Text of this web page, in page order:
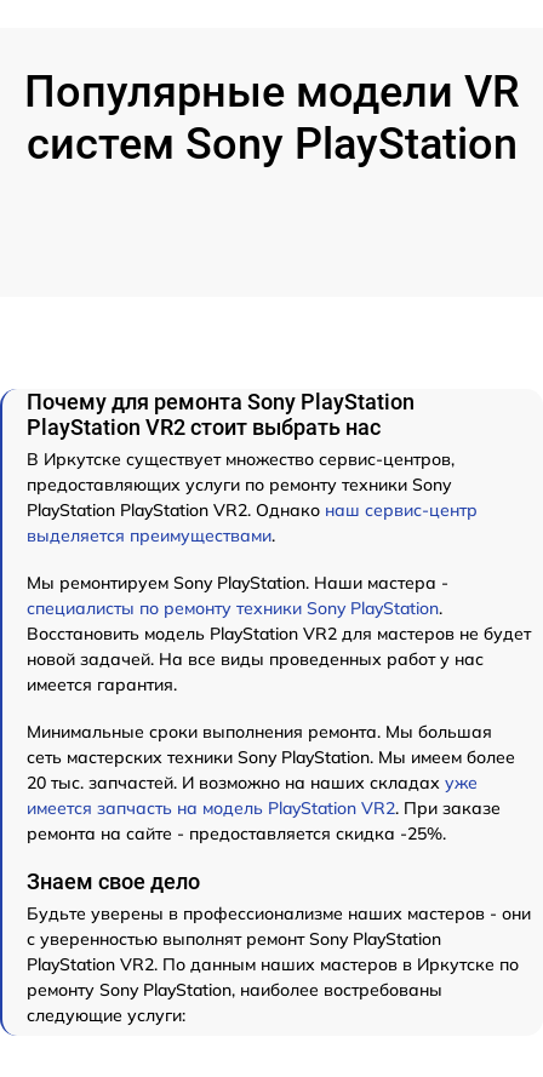
Популярные модели VR
систем Sony PlayStation
Почему для ремонта Sony PlayStation
PlayStation VR2 стоит выбрать нас
В Иркутске существует множество сервис-центров,
предоставляющих услуги по ремонту техники Sony
PlayStation PlayStation VR2. Однако наш сервис-центр
выделяется преимуществами.
Мы ремонтируем Sony PlayStation. Наши мастера -
специалисты по ремонту техники Sony PlayStation.
Восстановить модель PlayStation VR2 для мастеров не будет
новой задачей. На все виды проведенных работ у нас
имеется гарантия.
Минимальные сроки выполнения ремонта. Мы большая
сеть мастерских техники Sony PlayStation. Мы имеем более
20 тыс. запчастей. И возможно на наших складах уже
имеется запчасть на модель PlayStation VR2. При заказе
ремонта на сайте - предоставляется скидка -25%.
Знаем свое дело
Будьте уверены в профессионализме наших мастеров - они
с уверенностью выполнят ремонт Sony PlayStation
PlayStation VR2. По данным наших мастеров в Иркутске по
ремонту Sony PlayStation, наиболее востребованы
следующие услуги: